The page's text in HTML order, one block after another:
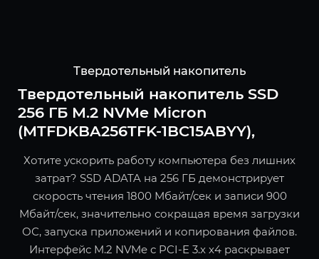
Твердотельный накопитель
Твердотельный накопитель SSD
256 ГБ M.2 NVMe Micron
(MTFDKBA256TFK-1BC15ABYY),
Хотите ускорить работу компьютера без лишних
затрат? SSD ADATA на 256 ГБ демонстрирует
скорость чтения 1800 Мбайт/сек и записи 900
Мбайт/сек, значительно сокращая время загрузки
ОС, запуска приложений и копирования файлов.
Интерфейс M.2 NVMe с PCI-E 3.x x4 раскрывает